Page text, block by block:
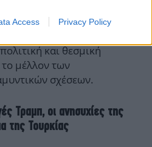
Access Privacy Policy
επιλογή ενός
και θεσμική
μέλλον των
σχέσεων.
Τραμπ, οι ανησυχίες της
της Τουρκίας